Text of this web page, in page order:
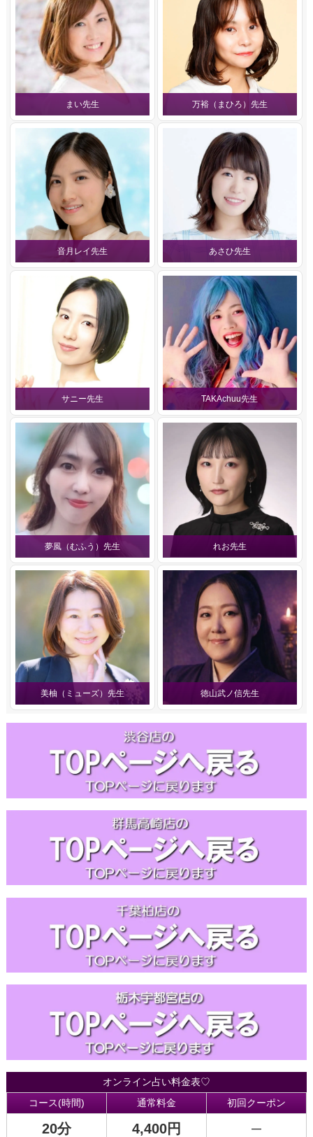
まい先生 万裕（まひろ）先生
音月レイ先生 あさひ先生
サニー先生 TAKAchuu先生
夢風（むふう）先生 れお先生
美柚（ミューズ）先生 徳山武ノ信先生
オンライン占い料金表♡
コース(時間)
通常料金 初回クーポン
20分 4,400円 ―